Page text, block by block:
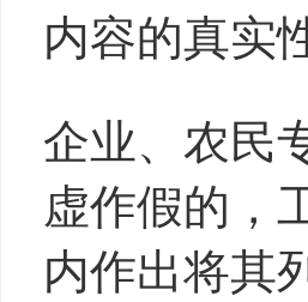
内容的真实
企业、农民
虚作假的，
内作出将其